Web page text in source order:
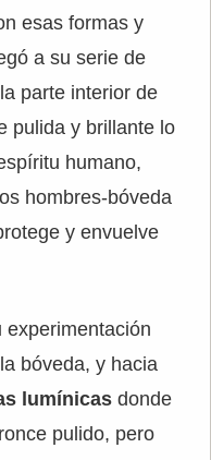
esas formas y
a su serie de
parte interior de
pulida y brillante lo
humano,
hombres-bóveda
y envuelve
experimentación
bóveda, y hacia
lumínicas donde
pulido, pero